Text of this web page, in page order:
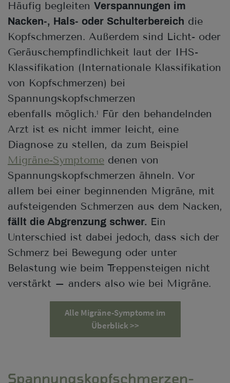
Häufig begleiten Verspannungen im
Nacken-, Hals- oder Schulterbereich die
Kopfschmerzen. Außerdem sind Licht- oder
Geräuschempfindlichkeit laut der IHS-
Klassifikation (Internationale Klassifikation
von Kopfschmerzen) bei
Spannungskopfschmerzen
ebenfalls möglich.1
Für den behandelnden
Arzt ist es nicht immer leicht, eine
Diagnose zu stellen, da zum Beispiel
Migräne-Symptome denen von
Spannungskopfschmerzen ähneln. Vor
allem bei einer beginnenden Migräne, mit
aufsteigenden Schmerzen aus dem Nacken,
fällt die Abgrenzung schwer. Ein
Unterschied ist dabei jedoch, dass sich der
Schmerz bei Bewegung oder unter
Belastung wie beim Treppensteigen nicht
verstärkt – anders also wie bei Migräne.
Alle Migräne-Symptome im
Überblick >>
Spannungskopfschmerzen-